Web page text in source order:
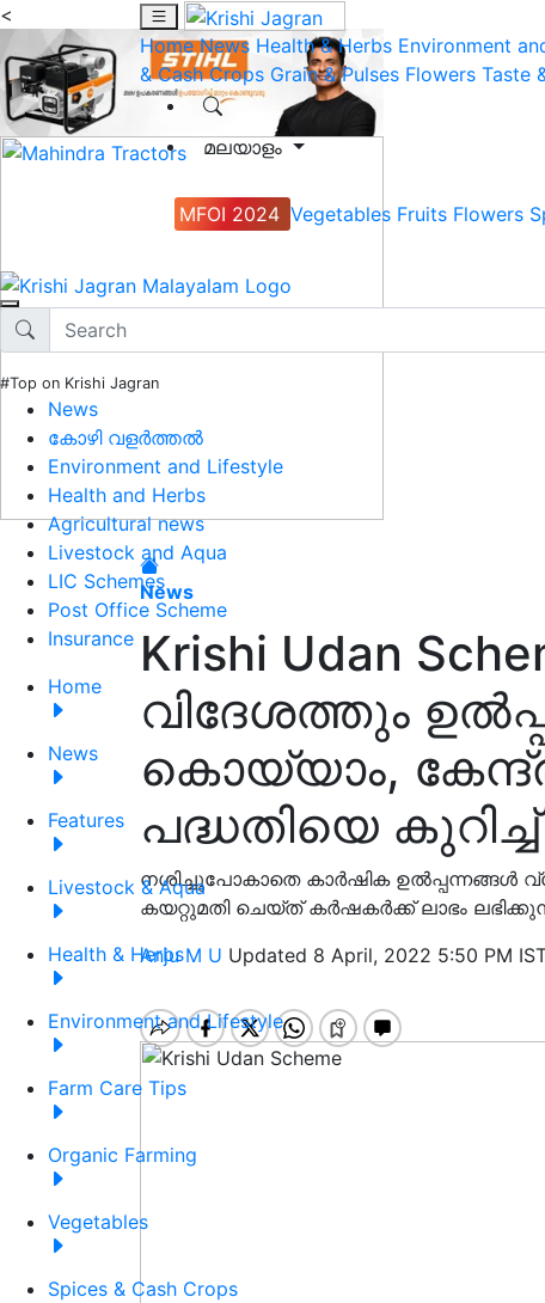
<
Home News Health & Herbs Environment
& Cash Crops Grain & Pulses Flowers Taste
മലയാളം
MFOI 2024 Vegetables Fruits Flowers
#Top on Krishi Jagran
News
കോഴി വളർത്തൽ
Environment and Lifestyle
Health and Herbs
Agricultural news
Livestock and Aqua
LIC Schemes
Post Office Scheme
Insurance
Home
News
Features
Livestock & Aqua
Health & Herbs
Environment and Lifestyle
Farm Care Tips
Organic Farming
Vegetables
Spices & Cash Crops
News
Krishi Udan
വിദേശത്തും
കൊയ്യാം,
പദ്ധതിയെ
നശിച്ചുപോകാതെ കാർഷിക ഉൽപ്പന്നങ്ങൾ
കയറ്റുമതി ചെയ്ത് കർഷകർക്ക് ലാഭം
Anju M U Updated 8 April, 2022 5:50 PM